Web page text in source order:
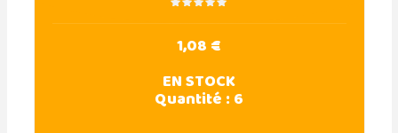
1,08 €
EN STOCK
Quantité :6